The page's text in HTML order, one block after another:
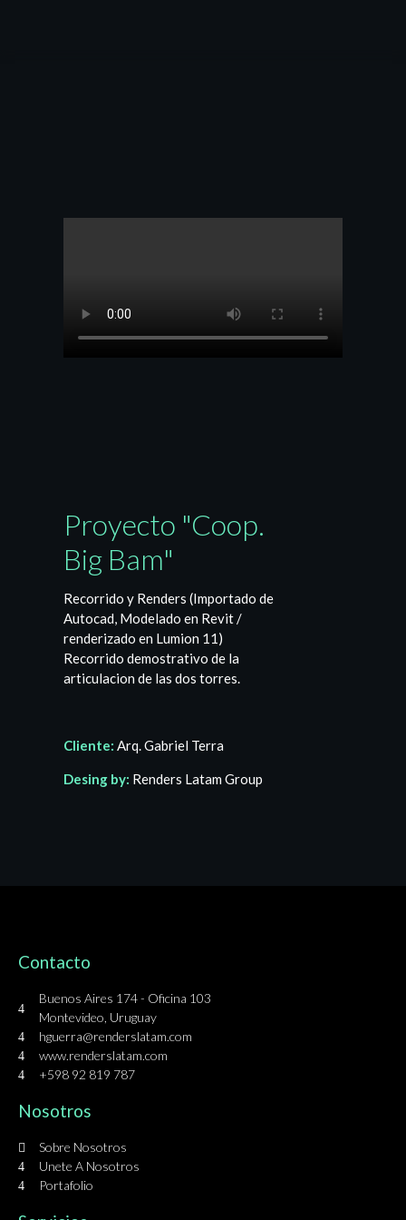
Proyecto "Coop.
Big Bam"
Recorrido y Renders (Importado de
Autocad, Modelado en Revit /
renderizado en Lumion 11)
Recorrido demostrativo de la
articulacion de las dos torres.
Cliente: Arq. Gabriel Terra
Desing by: Renders Latam Group
Contacto
Buenos Aires 174 - Oficina 103
Montevideo, Uruguay
hguerra@renderslatam.com
www.renderslatam.com
+598 92 819 787
Nosotros
Sobre Nosotros
Unete A Nosotros
Portafolio